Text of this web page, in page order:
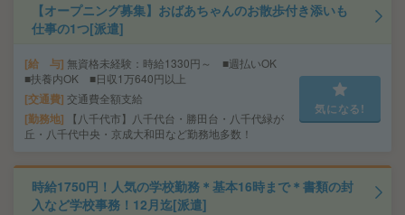
【オープニング募集】おばあちゃんのお散歩付き添いも
仕事の1つ[派遣]
給 与 無資格未経験：時給1330円～ ■週払いOK
■扶養内OK ■日収1万640円以上
交通費 交通費全額支給
勤務地
【八千代市】八千代台・勝田台・八千代緑が
丘・八千代中央・京成大和田など勤務地多数！
気になる!
時給1750円！人気の学校勤務＊基本16時まで＊書類の封
入など学校事務！12月迄[派遣]